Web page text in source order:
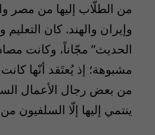
من الطلّاب إليها من مصر
وإيران والهند. كان
الحديث” مجّاناً، وكانت
مشبوهة؛ إذ يُعتَقد أنّها
من بعض رجال الأعمال
ينتمي إليها إلّا السلفيون